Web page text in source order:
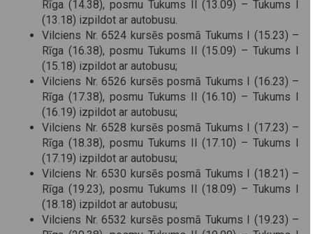
Rīga (14.38), posmu Tukums II (13.09) – Tukums I
(13.18) izpildot ar autobusu.
Vilciens Nr. 6524 kursēs posmā Tukums I (15.23) –
Rīga (16.38), posmu Tukums II (15.09) – Tukums I
(15.18) izpildot ar autobusu;
Vilciens Nr. 6526 kursēs posmā Tukums I (16.23) –
Rīga (17.38), posmu Tukums II (16.10) – Tukums I
(16.19) izpildot ar autobusu;
Vilciens Nr. 6528 kursēs posmā Tukums I (17.23) –
Rīga (18.38), posmu Tukums II (17.10) – Tukums I
(17.19) izpildot ar autobusu;
Vilciens Nr. 6530 kursēs posmā Tukums I (18.21) –
Rīga (19.23), posmu Tukums II (18.09) – Tukums I
(18.18) izpildot ar autobusu;
Vilciens Nr. 6532 kursēs posmā Tukums I (19.23) –